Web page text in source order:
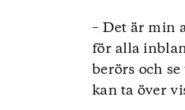
– Det är min
för alla
berörs och
kan ta över